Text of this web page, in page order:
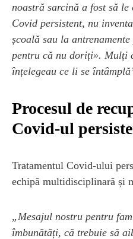
noastră sarcină a fost să
Covid persistent, nu
școală sau la
pentru că nu doriți». Mulți
înțelegeau ce li se
Procesul de
Covid-ul
Tratamentul Covid-ului
echipă multidisciplinară și
„Mesajul nostru pentru
îmbunătăți, că trebuie să